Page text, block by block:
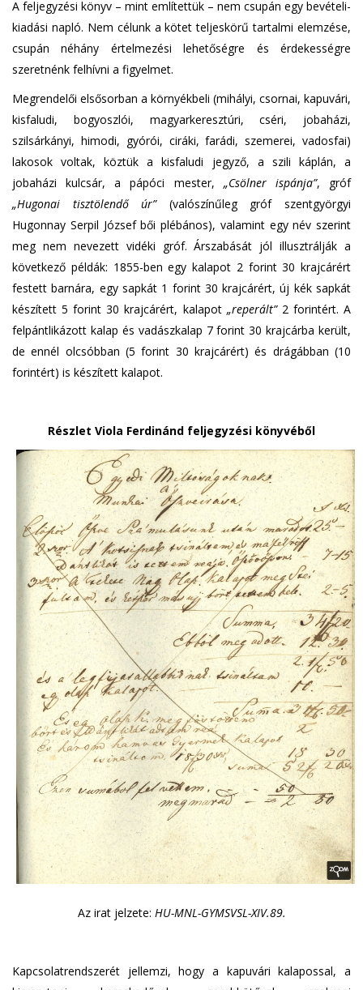
A feljegyzési könyv – mint említettük – nem csupán egy bevételi-
kiadási napló. Nem célunk a kötet teljeskörű tartalmi elemzése,
csupán néhány értelmezési lehetőségre és érdekességre
szeretnénk felhívni a figyelmet.
Megrendelői elsősorban a környékbeli (mihályi, csornai, kapuvári,
kisfaludi, bogyoszlói, magyarkeresztúri, cséri, jobaházi,
szilsárkányi, himodi, gyórói, ciráki, farádi, szemerei, vadosfai)
lakosok voltak, köztük a kisfaludi jegyző, a szili káplán, a
jobaházi kulcsár, a pápóci mester, „Csölner ispánja”, gróf
„Hugonai tisztölendő úr”(valószínűleg gróf szentgyörgyi
Hugonnay Serpil József bői plébános), valamint egy név szerint
meg nem nevezett vidéki gróf. Árszabását jól illusztrálják a
következő példák: 1855-ben egy kalapot 2 forint 30 krajcárért
festett barnára, egy sapkát 1 forint 30 krajcárért, új kék sapkát
készített 5 forint 30 krajcárért, kalapot „reperált”2 forintért. A
felpántlikázott kalap és vadászkalap 7 forint 30 krajcárba került,
de ennél olcsóbban (5 forint 30 krajcárért) és drágábban (10
forintért) is készített kalapot.
Részlet Viola Ferdinánd feljegyzési könyvéből
Az irat jelzete: HU-MNL-GYMSVSL-XIV.89.
Kapcsolatrendszerét jellemzi, hogy a kapuvári kalapossal, a